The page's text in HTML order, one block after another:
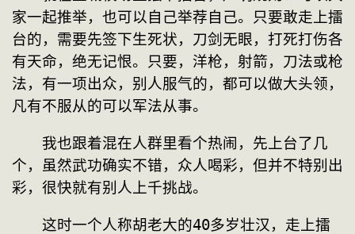
家一起推举，也可以自己举荐自己。只要敢走上擂
台的，需要先签下生死状，刀剑无眼，打死打伤各
有天命，绝无记恨。只要，洋枪，射箭，刀法或枪
法，有一项出众，别人服气的，都可以做大头领，
凡有不服从的可以军法从事。
我也跟着混在人群里看个热闹，先上台了几
个，虽然武功确实不错，众人喝彩，但并不特别出
彩，很快就有别人上千挑战。
这时一个人称胡老大的40多岁壮汉，走上擂